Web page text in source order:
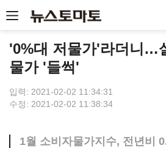
'0%대 저물가'라더니…
물가 '들썩'
입력: 2021-02-02 11:34:31
수정: 2021-02-02 11:38:34
1월 소비자물가지수, 전년비